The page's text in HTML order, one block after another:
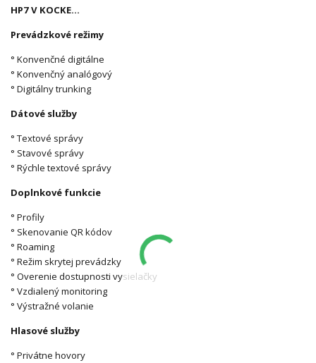
HP7 V KOCKE…
Prevádzkové režimy
° Konvenčné digitálne
° Konvenčný analógový
° Digitálny trunking
Dátové služby
° Textové správy
° Stavové správy
° Rýchle textové správy
Doplnkové funkcie
° Profily
° Skenovanie QR kódov
° Roaming
° Režim skrytej prevádzky
° Overenie dostupnosti vysielačky
° Vzdialený monitoring
° Výstražné volanie
Hlasové služby
° Privátne hovory